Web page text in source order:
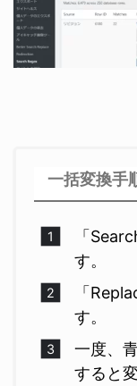
一括変換手
「
す。
「
す。
一度、
すると